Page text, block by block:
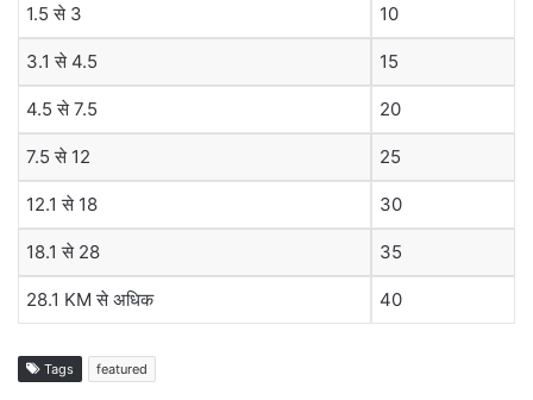
1.5 से 3 10
3.1 से 4.5 15
4.5 से 7.5 20
7.5 से 12 25
12.1 से 18 30
18.1 से 28 35
28.1 KM से अधिक 40
Tags featured